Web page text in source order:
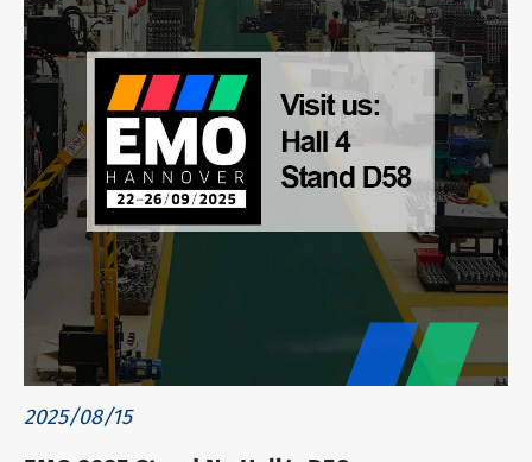
2025/08/15